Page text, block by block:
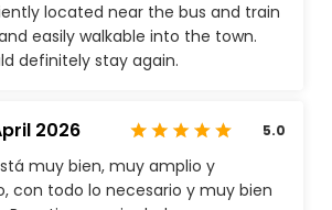
located near the bus and train
easily walkable into the town.
definitely stay again.
2026 5.0
muy bien, muy amplio y
con todo lo necesario y muy bien